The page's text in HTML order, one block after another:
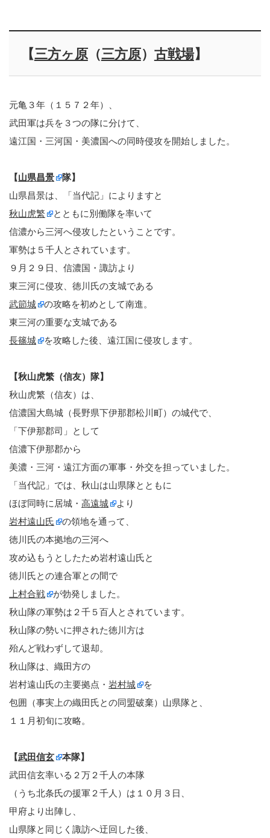
【三方ヶ原（三方原） 古戦場】
元亀３年（１５７２年）、
武田軍は兵を３つの隊に分けて、
遠江国・三河国・美濃国への同時侵攻を開始しました。
【山県昌景
隊】
山県昌景は、「当代記」によりますと
秋山虎繁
とともに別働隊を率いて
信濃から三河へ侵攻したということです。
軍勢は５千人とされています。
９月２９日、信濃国・諏訪より
東三河に侵攻、徳川氏の支城である
武節城
の攻略を初めとして南進。
東三河の重要な支城である
長篠城
を攻略した後、遠江国に侵攻します。
【秋山虎繁（信友）隊】
秋山虎繁（信友）は、
信濃国大島城（長野県下伊那郡松川町）の城代で、
「下伊那郡司」として
信濃下伊那郡から
美濃・三河・遠江方面の軍事・外交を担っていました。
「当代記」では、秋山は山県隊とともに
ほぼ同時に居城・ 高遠城
より
岩村遠山氏
の領地を通って、
徳川氏の本拠地の三河へ
攻め込もうとしたため岩村遠山氏と
徳川氏との連合軍との間で
上村合戦
が勃発しました。
秋山隊の軍勢は２千５百人とされています。
秋山隊の勢いに押された徳川方は
殆んど戦わずして退却。
秋山隊は、織田方の
岩村遠山氏の主要拠点・ 岩村城
を
包囲（事実上の織田氏との同盟破棄）山県隊と、
１１月初旬に攻略。
【武田信玄
本隊】
武田信玄率いる２万２千人の本隊
（うち北条氏の援軍２千人）は１０月３日、
甲府より出陣し、
山県隊と同じく諏訪へ迂回した後、